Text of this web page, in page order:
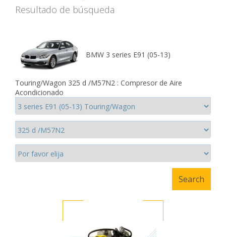
Resultado de búsqueda
BMW 3 series E91 (05-13)
Touring/Wagon 325 d /M57N2 : Compresor de Aire
Acondicionado